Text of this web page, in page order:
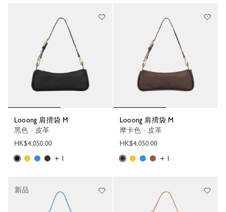
Looong 肩揹袋 M
黑色 - 皮革
HK$4,050.00
+ 1
Looong 肩揹袋 M
摩卡色 - 皮革
HK$4,050.00
+ 1
新品